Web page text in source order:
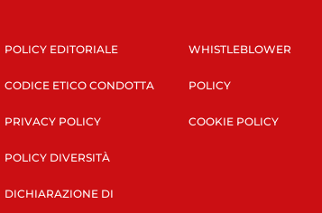
POLICY EDITORIALE
CODICE ETICO CONDOTTA
PRIVACY POLICY
POLICY DIVERSITÀ
DICHIARAZIONE DI
WHISTLEBLOWER
POLICY
COOKIE POLICY